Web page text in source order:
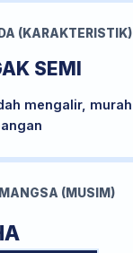
(KARAKTERISTIK)
SEMI
mengalir, murah
(MUSIM)